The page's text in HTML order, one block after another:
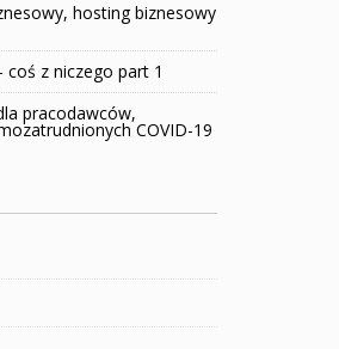
hosting biznesowy
coś z niczego part 1
pracodawców,
COVID-19